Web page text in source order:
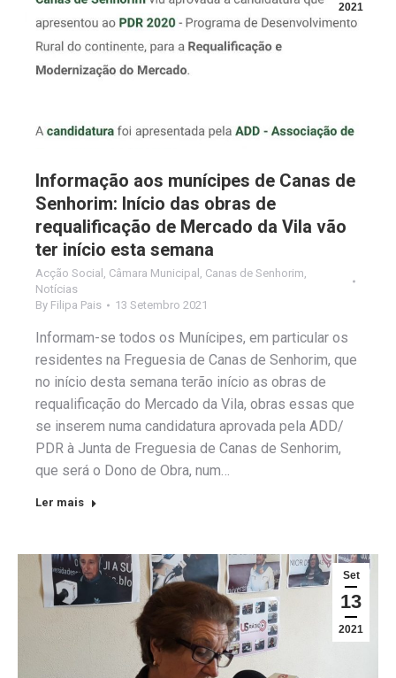
2021
Informação aos munícipes de Canas de
Senhorim: Início das obras de
requalificação de Mercado da Vila vão
ter início esta semana
Acção Social Câmara Municipal Canas de Senhorim
Notícias
By Filipa Pais 13 Setembro 2021
Informam-se todos os Munícipes, em particular os
residentes na Freguesia de Canas de Senhorim, que
no início desta semana terão início as obras de
requalificação do Mercado da Vila, obras essas que
se inserem numa candidatura aprovada pela ADD/
PDR à Junta de Freguesia de Canas de Senhorim,
que será o Dono de Obra, num…
Ler mais
Set
13
2021